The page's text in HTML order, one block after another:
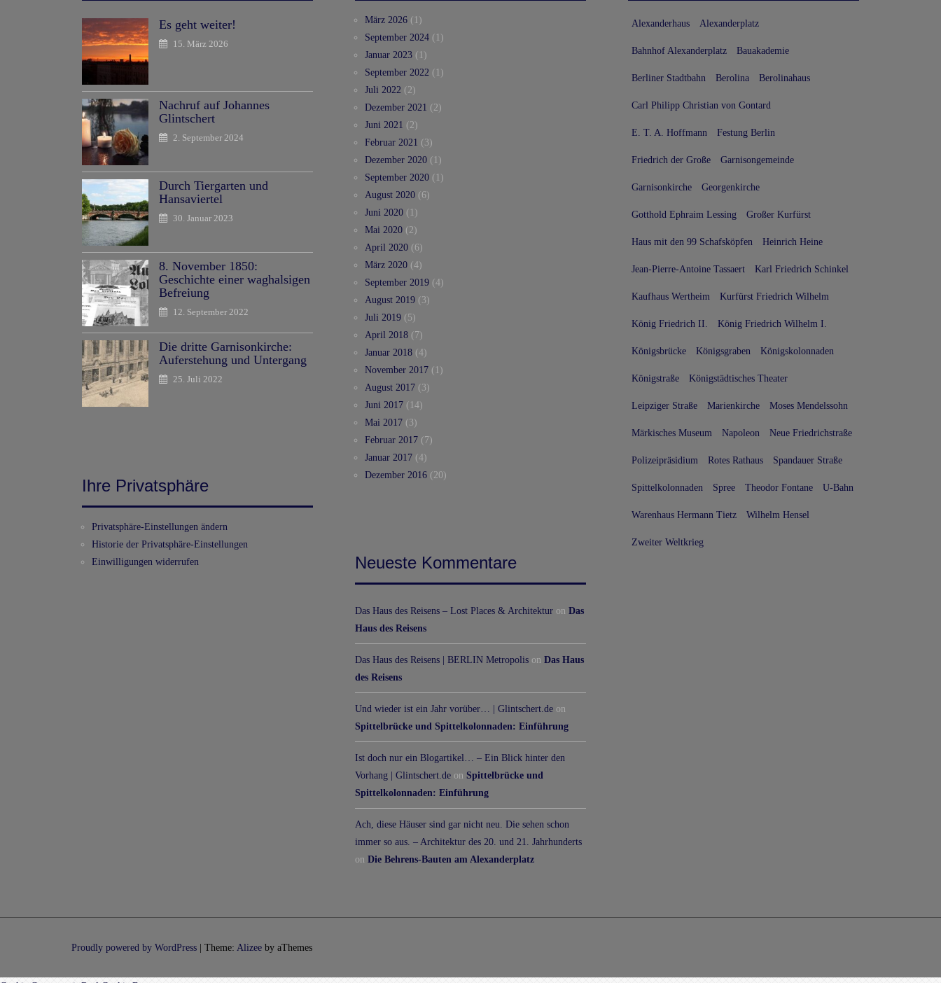
Es geht weiter!
15. März 2026
Nachruf auf Johannes
Glintschert
2. September 2024
Durch Tiergarten und
Hansaviertel
30. Januar 2023
8. November 1850:
Geschichte einer waghalsigen
Befreiung
12. September 2022
Die dritte Garnisonkirche:
Auferstehung und Untergang
25. Juli 2022
Ihre Privatsphäre
Privatsphäre-Einstellungen ändern
Historie der Privatsphäre-Einstellungen
Einwilligungen widerrufen
März 2026 (1)
September 2024 (1)
Januar 2023 (1)
September 2022 (1)
Juli 2022 (2)
Dezember 2021 (2)
Juni 2021 (2)
Februar 2021 (3)
Dezember 2020 (1)
September 2020 (1)
August 2020 (6)
Juni 2020 (1)
Mai 2020 (2)
April 2020 (6)
März 2020 (4)
September 2019 (4)
August 2019 (3)
Juli 2019 (5)
April 2018 (7)
Januar 2018 (4)
November 2017 (1)
August 2017 (3)
Juni 2017 (14)
Mai 2017 (3)
Februar 2017 (7)
Januar 2017 (4)
Dezember 2016 (20)
Neueste Kommentare
Das Haus des Reisens – Lost Places & Architektur on Das
Haus des Reisens
Das Haus des Reisens | BERLIN Metropolis on Das Haus
des Reisens
Und wieder ist ein Jahr vorüber… | Glintschert.de on
Spittelbrücke und Spittelkolonnaden: Einführung
Ist doch nur ein Blogartikel… – Ein Blick hinter den
Vorhang | Glintschert.de on Spittelbrücke und
Spittelkolonnaden: Einführung
Ach, diese Häuser sind gar nicht neu. Die sehen schon
immer so aus. – Architektur des 20. und 21. Jahrhunderts
on Die Behrens-Bauten am Alexanderplatz
Alexanderhaus Alexanderplatz
Bahnhof Alexanderplatz Bauakademie
Berliner Stadtbahn Berolina Berolinahaus
Carl Philipp Christian von Gontard
E. T. A. Hoffmann Festung Berlin
Friedrich der Große Garnisongemeinde
Garnisonkirche Georgenkirche
Gotthold Ephraim Lessing Großer Kurfürst
Haus mit den 99 Schafsköpfen Heinrich Heine
Jean-Pierre-Antoine Tassaert Karl Friedrich Schinkel
Kaufhaus Wertheim Kurfürst Friedrich Wilhelm
König Friedrich II. König Friedrich Wilhelm I.
Königsbrücke Königsgraben Königskolonnaden
Königstraße Königstädtisches Theater
Leipziger Straße Marienkirche Moses Mendelssohn
Märkisches Museum Napoleon Neue Friedrichstraße
Polizeipräsidium Rotes Rathaus Spandauer Straße
Spittelkolonnaden Spree Theodor Fontane U-Bahn
Warenhaus Hermann Tietz Wilhelm Hensel
Zweiter Weltkrieg
Proudly powered by WordPress Theme: Alizee by aThemes